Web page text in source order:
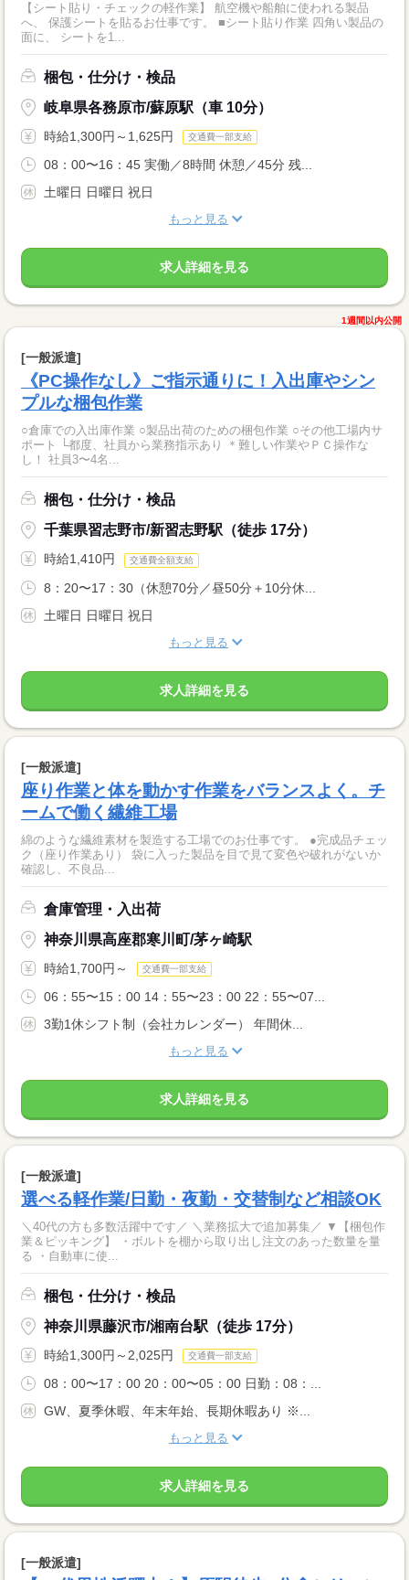
【シート貼り・チェックの軽作業】 航空機や船舶に使われる製品
へ、 保護シートを貼るお仕事です。 ■シート貼り作業 四角い製品の
面に、 シートを1...
梱包・仕分け・検品
岐阜県各務原市/蘇原駅（車 10分）
時給1,300円～1,625円 交通費一部支給
08：00〜16：45 実働／8時間 休憩／45分 残...
土曜日 日曜日 祝日
もっと見る
求人詳細を見る
1週間以内公開
[一般派遣]
《PC操作なし》ご指示通りに！入出庫やシン
プルな梱包作業
○倉庫での入出庫作業 ○製品出荷のための梱包作業 ○その他工場内サ
ポート └都度、社員から業務指示あり ＊難しい作業やＰＣ操作な
し！ 社員3〜4名...
梱包・仕分け・検品
千葉県習志野市/新習志野駅（徒歩 17分）
時給1,410円 交通費全額支給
8：20〜17：30（休憩70分／昼50分＋10分休...
土曜日 日曜日 祝日
もっと見る
求人詳細を見る
[一般派遣]
座り作業と体を動かす作業をバランスよく。チ
ームで働く繊維工場
綿のような繊維素材を製造する工場でのお仕事です。 ●完成品チェッ
ク（座り作業あり） 袋に入った製品を目で見て変色や破れがないか
確認し、不良品...
倉庫管理・入出荷
神奈川県高座郡寒川町/茅ヶ崎駅
時給1,700円～ 交通費一部支給
06：55〜15：00 14：55〜23：00 22：55〜07...
3勤1休シフト制（会社カレンダー） 年間休...
もっと見る
求人詳細を見る
[一般派遣]
選べる軽作業/日勤・夜勤・交替制など相談OK
＼40代の方も多数活躍中です／ ＼業務拡大で追加募集／ ▼【梱包作
業＆ピッキング】 ・ボルトを棚から取り出し注文のあった数量を量
る ・自動車に使...
梱包・仕分け・検品
神奈川県藤沢市/湘南台駅（徒歩 17分）
時給1,300円～2,025円 交通費一部支給
08：00〜17：00 20：00〜05：00 日勤：08：...
GW、夏季休暇、年末年始、長期休暇あり ※...
もっと見る
求人詳細を見る
[一般派遣]